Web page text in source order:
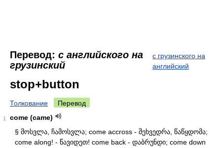
Перевод: с английского на
грузинский
с грузинского на
английский
stop+button
Толкование Перевод
1
come (came)
§ მოსვლა, ჩამოსვლა; come accross - შეხვედრა, წაწყდომა;
come along! - წავიდეთ! come back - დაბრუნდი; come down